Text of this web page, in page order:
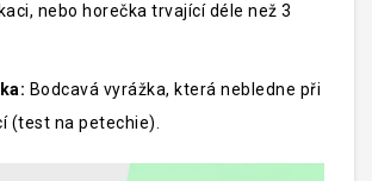
nebo horečka trvající déle než 3
Bodcavá vyrážka, která nebledne při
(test na petechie).